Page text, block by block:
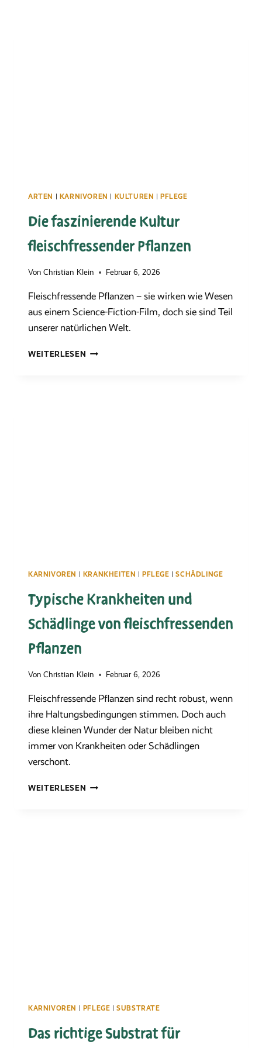
ARTEN | KARNIVOREN | KULTUREN |PFLEGE
Die faszinierende Kultur
fleischfressender Pflanzen
Von Christian Klein Februar 6, 2026
Fleischfressende Pflanzen – sie wirken wie Wesen
aus einem Science-Fiction-Film, doch sie sind Teil
unserer natürlichen Welt.
WEITERLESEN DIE
KARNIVOREN | KRANKHEITEN |PFLEGE |SCHÄDLINGE
Typische Krankheiten und
Schädlinge von fleischfressenden
Pflanzen
Von Christian Klein Februar 6, 2026
Fleischfressende Pflanzen sind recht robust, wenn
ihre Haltungsbedingungen stimmen. Doch auch
diese kleinen Wunder der Natur bleiben nicht
immer von Krankheiten oder Schädlingen
verschont.
WEITERLESEN TYPISCHE
KARNIVOREN PFLEGE |SUBSTRATE
Das richtige Substrat für